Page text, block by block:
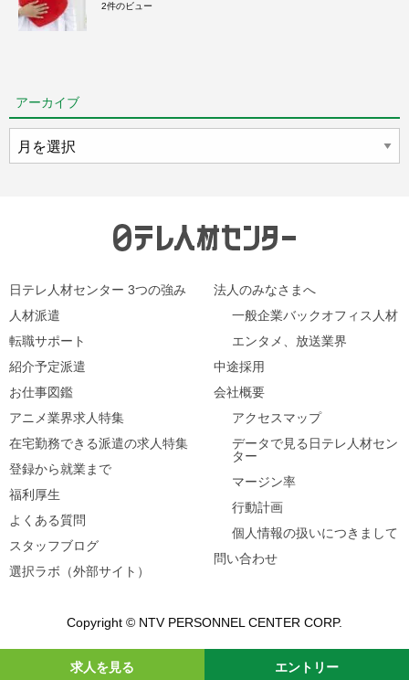
2件のビュー
アーカイブ
ー
日テレ人材センター 3つの強み
人材派遣
転職サポート
紹介予定派遣
お仕事図鑑
アニメ業界求人特集
在宅勤務できる派遣の求人特集
登録から就業まで
福利厚生
よくある質問
スタッフブログ
選択ラボ（外部サイト）
法人のみなさまへ
一般企業バックオフィス人材
エンタメ、放送業界
中途採用
会社概要
アクセスマップ
データで見る日テレ人材セン
ター
マージン率
行動計画
個人情報の扱いにつきまして
問い合わせ
Copyright © NTV PERSONNEL CENTER CORP.
求人を見る エントリー